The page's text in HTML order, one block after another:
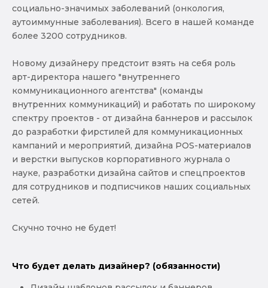
социально-значимых заболеваний (онкология,
аутоиммунные заболевания). Всего в нашей команде
более 3200 сотрудников.
Новому дизайнеру предстоит взять на себя роль
арт-директора нашего "внутреннего
коммуникационного агентства" (команды
внутренних коммуникаций) и работать по широкому
спектру проектов - от дизайна баннеров и рассылок
до разработки фирстилей для коммуникационных
кампаний и мероприятий, дизайна POS-материалов
и верстки выпусков корпоративного журнала о
науке, разработки дизайна сайтов и спецпроектов
для сотрудников и подписчиков наших социальных
сетей.
Скучно точно не будет!
Что будет делать дизайнер? (обязанности)